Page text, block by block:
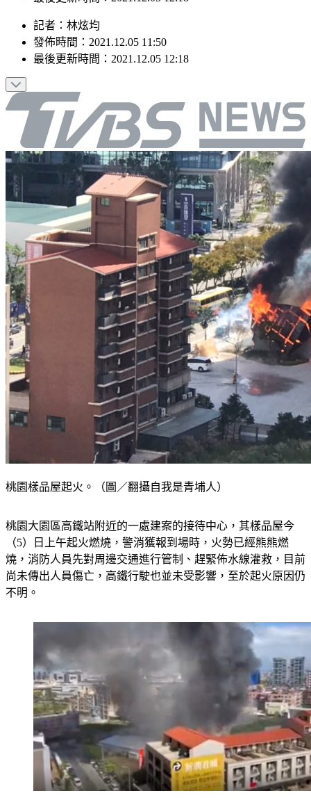
發佈時間：2021.12.05 11:50
最後更新時間： 2021.12.05 12:18
（5）日上午起火燃燒，警消獲報到場時，火勢已經熊熊燃
燒，消防人員先對周邊交通進行管制、趕緊佈水線灌救，目前
尚未傳出人員傷亡，高鐵行駛也並未受影響，至於起火原因仍
不明。